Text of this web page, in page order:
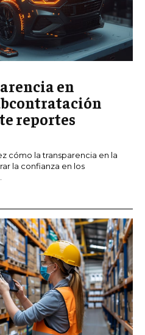
en
reportes
cómo la transparencia en la
la confianza en los